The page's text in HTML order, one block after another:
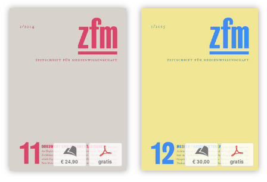
b
€ 24,90
p
gratis
b
€ 30,00
p
gratis